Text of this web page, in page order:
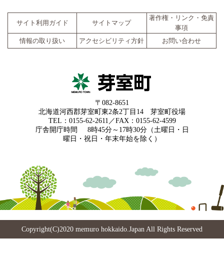
サイト利用ガイド サイトマップ
著作権・リンク・免責
事項
情報の取り扱い
アクセシビリティ方針 お問い合わせ
〒082-8651
北海道河西郡芽室町東2条2丁目14 芽室町役場
TEL：0155-62-2611／FAX：0155-62-4599
庁舎開庁時間
8時45分～17時30分（土曜日・日
曜日・祝日・年末年始を除く）
Copyright(C)2020 memuro hokkaido.Japan All Rights Reserved